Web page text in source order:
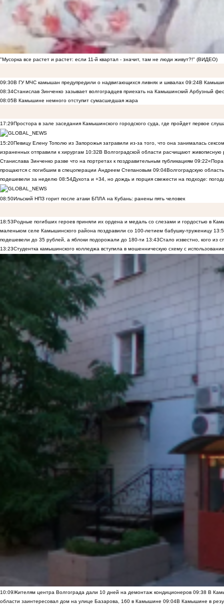
"Мусорка все растет и растет: если 11-й квартал - значит, там не люди живут?!" (ВИДЕО)
09:30В ГУ МЧС камышан предупредили о надвигающихся ливнях и шквалах 09:24В
08:34Станислав Зинченко зазывает волгоградцев приехать на Камышинский Арбузный
08:05В Камышине немного отступит сумасшедшая жара
17:29Простора в зале заседания Камышинского городского суда, где пройдет первое
15:20Певицу Елену Тополю из Запорожья затравили из-за того, что она занималась
израненных отправили к хирургам 10:32В Волгоградской области расчищают
Станислава Зинченко разве что на портретах к поздравительным публикациям 09:22«Пора
прощаются с погибшим в спецоперации Андреем Степановым 09:04Волгоградскую
подешевели за неделю 08:54Духота и +34, но дождь и порция свежести на подходе:
08:50Ильский НПЗ горит после атаки БПЛА на Кубань: ранены пять человек
18:53Родные погибших героев приняли их ордена и медаль со слезами и гордостью в
маленьком селе Камышинского района поздравили со 100-летием бабушку-труженицу
подешевели до 35 рублей, а яблоки подорожали до 180-ти 13:43Стало известно, кого из
13:23Студентка камышинского колледжа вступила в мошенническую схему с
10:09Жителям центра Волгограда дали 10 дней на демонтаж кондиционеров 09:38 В
области заинтересовал дом на улице Базарова, 160 в Камышине 09:04В Камышине в